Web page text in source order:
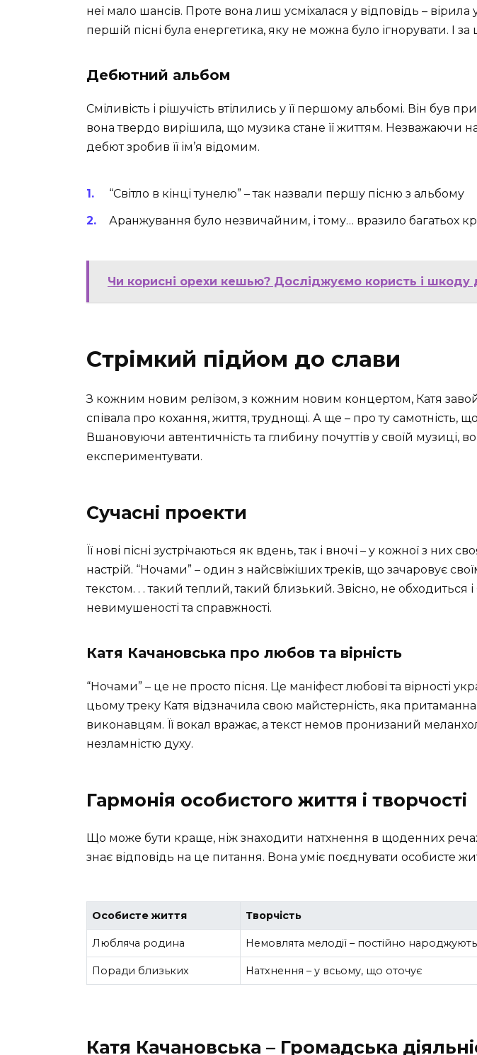
неї мало шансів. Проте вона лиш усміхалася у відповідь – вірила
першій пісні була енергетика, яку не можна було ігнорувати. І за
Дебютний альбом
Сміливість і рішучість втілились у її першому альбомі. Він був
вона твердо вирішила, що музика стане її життям. Незважаючи
дебют зробив її ім’я відомим.
“Світло в кінці тунелю” – так назвали першу пісню з альбому
Аранжування було незвичайним, і тому… вразило багатьох
Чи корисні орехи кешью? Досліджуємо користь і шкоду
Стрімкий підйом до слави
З кожним новим релізом, з кожним новим концертом, Катя
співала про кохання, життя, труднощі. А ще – про ту самотність,
Вшановуючи автентичність та глибину почуттів у своїй музиці,
експериментувати.
Сучасні проекти
Її нові пісні зустрічаються як вдень, так і вночі – у кожної з них
настрій. “Ночами” – один з найсвіжіших треків, що зачаровує
текстом. . . такий теплий, такий близький. Звісно, не обходиться і
невимушеності та справжності.
Катя Качановська про любов та вірність
“Ночами” – це не просто пісня. Це маніфест любові та вірності
цьому треку Катя відзначила свою майстерність, яка
виконавцям. Її вокал вражає, а текст немов пронизаний
незламністю духу.
Гармонія особистого життя і творчості
Що може бути краще, ніж знаходити натхнення в щоденних
знає відповідь на це питання. Вона уміє поєднувати особисте
Особисте життя Творчість
Любляча родина Немовлята мелодії – постійно
Поради близьких Натхнення – у всьому, що оточує
Катя Качановська – Громадська